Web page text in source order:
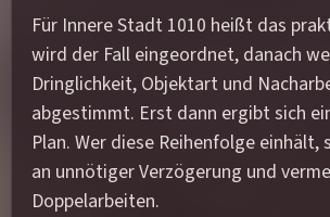
Für Innere Stadt 1010 heißt das
wird der Fall eingeordnet, danach
Dringlichkeit, Objektart und
abgestimmt. Erst dann ergibt sich
Plan. Wer diese Reihenfolge einhält,
an unnötiger Verzögerung und
Doppelarbeiten.